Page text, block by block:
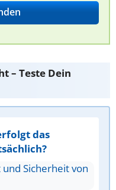
– Teste Dein
das
Sicherheit von